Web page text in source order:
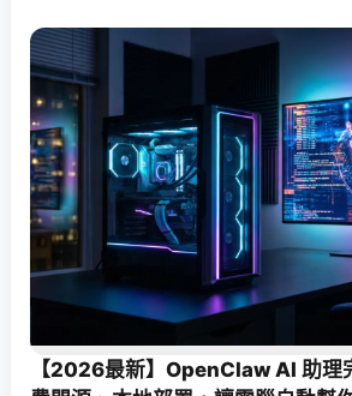
【2026最新】OpenClaw AI 助理